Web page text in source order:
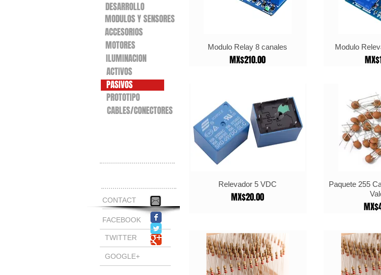
MODULOS Y SENSORES
DESARROLLO
ACCESORIOS
MOTORES
ILUMINACION
ACTIVOS
PASIVOS
PROTOTIPO
CABLES/CONECTORES
CONTACT
FACEBOOK
TWITTER
GOOGLE+
Modulo Relay 8 canales
Price
MX$210.00
Modulo
Price
Relevador 5 VDC
Price
MX$20.00
Paquete 255
Price